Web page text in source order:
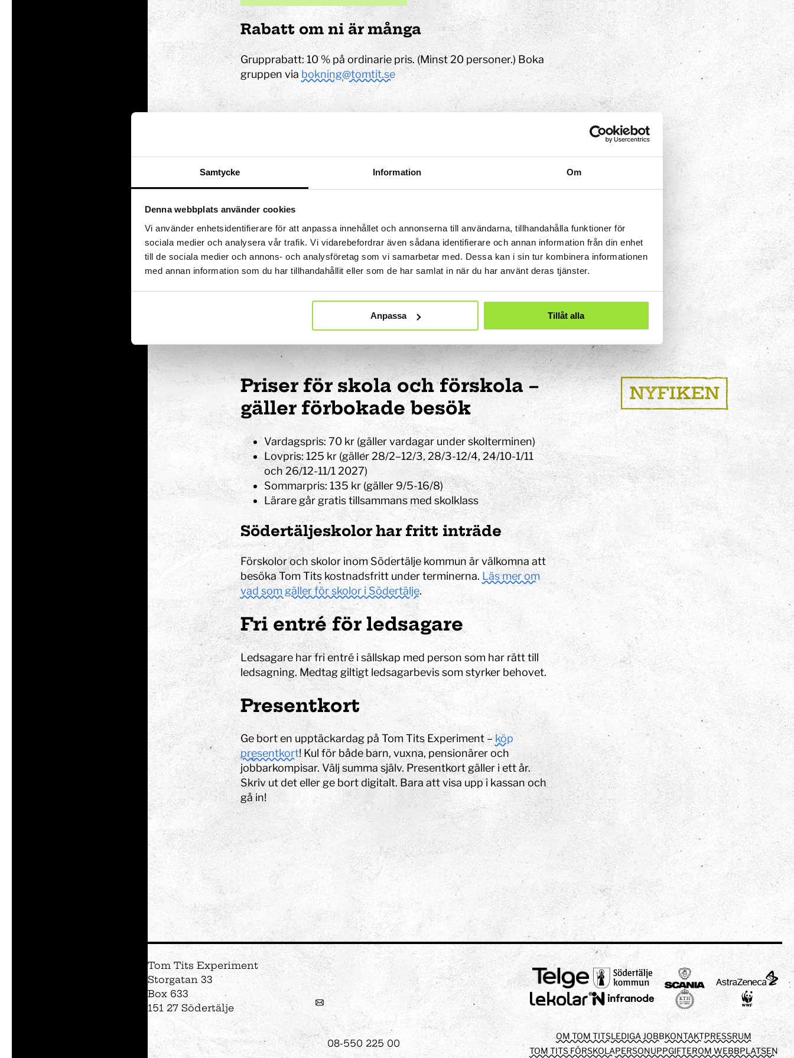
Samtycke Information Om
Denna webbplats använder cookies
Vi använder enhetsidentifierare för att anpassa innehållet och annonserna till användarna, tillhandahålla funktioner för
sociala medier och analysera vår trafik. Vi vidarebefordrar även sådana identifierare och annan information från din enhet
till de sociala medier och annons- och analysföretag som vi samarbetar med. Dessa kan i sin tur kombinera informationen
med annan information som du har tillhandahållit eller som de har samlat in när du har använt deras tjänster.
Anpassa Tillåt alla
Vem är du på Tom Tits?
Föräldralediga
Forskaren
Kreatören
Den fartfyllda
Den kluriga
Rabatt om ni är många
Grupprabatt: 10 % på ordinarie pris. (Minst 20 personer.) Boka
gruppen via bokning@tomtit.se
Årskort
Fri entré till hela Tom Tits Experiment och
Boendepaket
Kombinera besök på Tom Tits med
Priser för skola och förskola –
gäller förbokade besök
Vardagspris: 70 kr (gäller vardagar under skolterminen)
Lovpris: 125 kr (gäller 28/2–12/3, 28/3-12/4, 24/10-1/11
och 26/12-11/1 2027)
Sommarpris: 135 kr (gäller 9/5-16/8)
Lärare går gratis tillsammans med skolklass
Södertäljeskolor har fritt inträde
Förskolor och skolor inom Södertälje kommun är välkomna att
besöka Tom Tits kostnadsfritt under terminerna. Läs mer om
vad som gäller för skolor i Södertälje.
Fri entré för ledsagare
Ledsagare har fri entré i sällskap med person som har rätt till
ledsagning. Medtag giltigt ledsagarbevis som styrker behovet.
Presentkort
Ge bort en upptäckardag på Tom Tits Experiment –köp
presentkort! Kul för både barn, vuxna, pensionärer och
jobbarkompisar. Välj summa själv. Presentkort gäller i ett år.
Skriv ut det eller ge bort digitalt. Bara att visa upp i kassan och
gå in!
Tom Tits Experiment
Storgatan 33
Box 633
151 27 Södertälje
08-550 225 00
OM TOM TITSLEDIGA JOBBKONTAKTPRESSRUM
TOM TITS FÖRSKOLAPERSONUPPGIFTEROM WEBBPLATSEN